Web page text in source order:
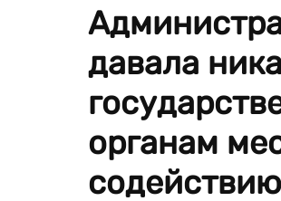
давала
органам